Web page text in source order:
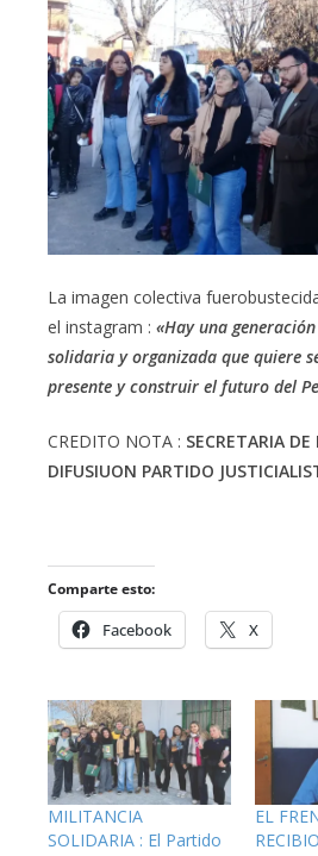
La imagen colectiva
el instagram : «Hay una
solidaria y organizada que quiere
presente y construir el futuro del
CREDITO NOTA : SECRETARIA DE
DIFUSIUON PARTIDO
Comparte esto:
Facebook X
MILITANCIA
SOLIDARIA : El Partido
EL